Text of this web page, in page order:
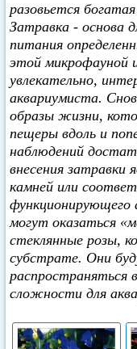
разовьется
Затравка - основа
питания
этой микрофауной
увлекательно,
аквариумиста.
образы жизни,
пещеры вдоль и
наблюдений
внесения затравки
камней или
функционирующего
могут оказаться
стеклянные розы,
субстрате. Они
распространяться
сложности для